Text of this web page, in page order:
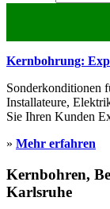
Kernbohrung:
Sonderkonditionen
Installateure,
Sie Ihren Kunden
» Mehr erfahren
Kernbohren,
Karlsruhe